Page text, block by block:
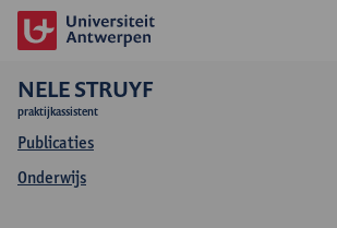
NELE STRUYF
praktijkassistent
Publicaties
Onderwijs